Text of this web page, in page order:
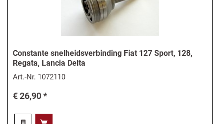
Constante snelheidsverbinding Fiat 127 Sport, 128,
Regata, Lancia Delta
Art.-Nr. 1072110
€ 26,90 *